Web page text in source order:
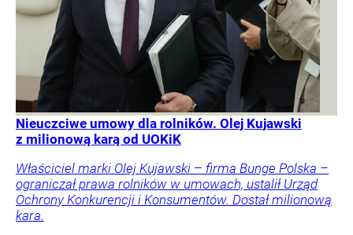
Nieuczciwe umowy dla rolników. Olej Kujawski
z milionową karą od UOKiK
Właściciel marki Olej Kujawski – firma Bunge Polska –
ograniczał prawa rolników w umowach, ustalił Urząd
Ochrony Konkurencji i Konsumentów. Dostał milionową
kara.